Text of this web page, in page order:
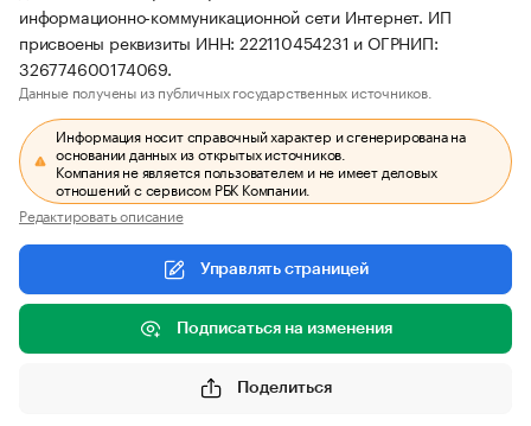
информационно-коммуникационной сети Интернет. ИП
присвоены реквизиты ИНН: 222110454231 и ОГРНИП:
326774600174069.
Данные получены из публичных государственных источников.
Информация носит справочный характер и сгенерирована на
основании данных из открытых источников.
Компания не является пользователем и не имеет деловых
отношений с сервисом РБК Компании.
Редактировать описание
Управлять страницей
Подписаться на изменения
Поделиться